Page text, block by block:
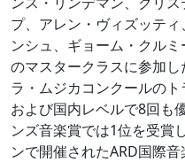
プ、アレン・ヴィズッテ
ンシュ、ギョーム・クル
のマスタークラスに参加
ラ・ムジカコンクールの
および国内レベルで8回も
ンズ音楽賞では1位を受賞
ンで開催されたARD国際